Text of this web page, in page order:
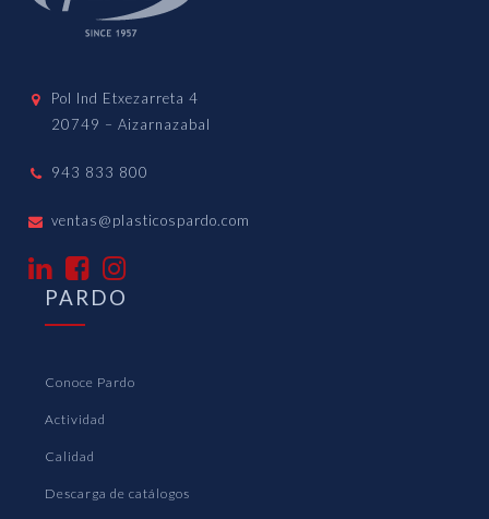
Pol Ind Etxezarreta 4
20749 – Aizarnazabal
943 833 800
ventas@plasticospardo.com
PARDO
Conoce Pardo
Actividad
Calidad
Descarga de catálogos